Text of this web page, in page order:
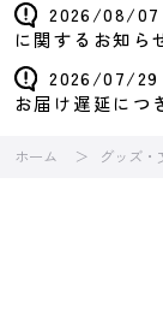
2026/08/07
に関するお知ら
2026/07/29
お届け遅延につ
ホーム グッズ・